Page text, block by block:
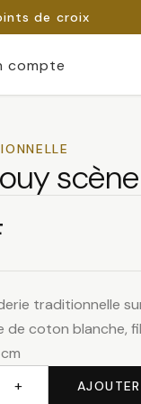
de croix
compte
traditionnelle
coton blanche,
+